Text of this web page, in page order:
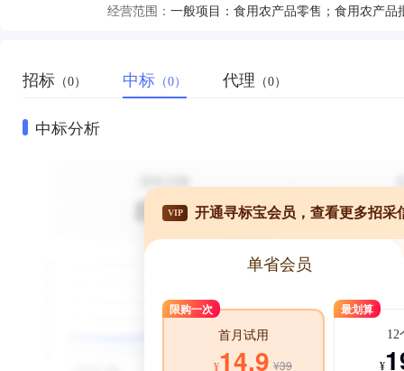
经营范围：
招标 （0） 中标 （0） 代理 （0）
中标分析
VIP 开通寻标宝会员，查看更多招采
单省会员
限购一次
首月试用
¥14.9 ¥39
最划算
12
¥